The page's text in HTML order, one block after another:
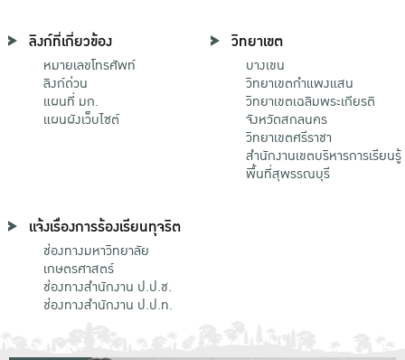
ลิงก์ที่เกี่ยวข้อง
หมายเลขโทรศัพท์
ลิงก์ด่วน
แผนที่ มก.
แผนผังเว็บไซต์
วิทยาเขต
บางเขน
วิทยาเขตกําแพงแสน
วิทยาเขตเฉลิมพระเกียรติ
จังหวัดสกลนคร
วิทยาเขตศรีราชา
สำนักงานเขตบริหารการเรียนรู้
พื้นที่สุพรรณบุรี
แจ้งเรื่องการร้องเรียนทุจริต
ช่องทางมหาวิทยาลัย
เกษตรศาสตร์
ช่องทางสำนักงาน ป.ป.ช.
ช่องทางสำนักงาน ป.ป.ท.